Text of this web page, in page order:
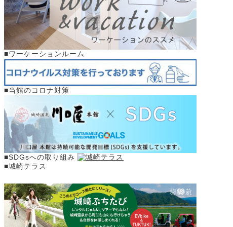
■ワーケーションルーム
■当館のコロナ対策
■SDGsへの取り組み
■城崎テラス